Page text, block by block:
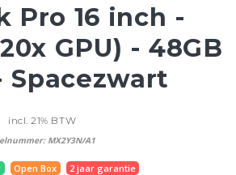
Pro 16 inch -
GPU) - 48GB
Spacezwart
incl. 21% BTW
MX2Y3N/A1
Open Box 2 jaar garantie